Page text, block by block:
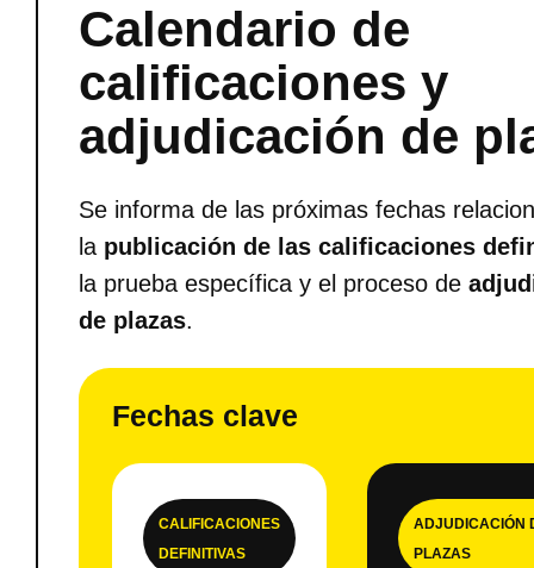
Calendario de
calificaciones y
adjudicación de
Se informa de las próximas fechas
la publicación de las calificaciones
la prueba específica y el proceso de
de plazas.
Fechas clave
CALIFICACIONES
DEFINITIVAS
ADJUDICACIÓN
PLAZAS